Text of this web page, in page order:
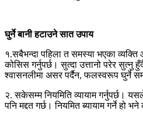
घुर्ने बानी हटाउने सात उपाय
१.सबैभन्दा पहिला त समस्या भएका व्यक्ति
कोसिस गर्नुपर्छ। सुत्दा उत्तानो परेर
श्वासनलीमा असर पर्दैन, फलस्वरूप घुर्ने
२. सकेसम्म नियमिति व्यायाम गर्नुपर्छ।
पनि मद्दत गर्छ। नियमित ब्यायाम गर्ने हो